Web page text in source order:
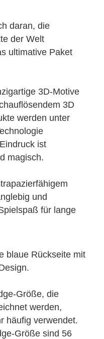
daran, die
der Welt
ultimative Paket
3D-Motive
3D
werden unter
ist
magisch.
und
für lange
blaue Rückseite mit
Größe, die
werden,
häufig verwendet.
Größe sind 56